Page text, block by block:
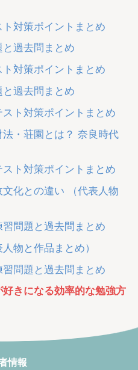
ト対策ポイントまとめ
と過去問まとめ
ト対策ポイントまとめ
と過去問まとめ
スト対策ポイントまとめ
・荘園とは？ 奈良時代
スト対策ポイントまとめ
化との違い （代表人物
習問題と過去問まとめ
物と作品まとめ）
習問題と過去問まとめ
好きになる効率的な勉強方
情報